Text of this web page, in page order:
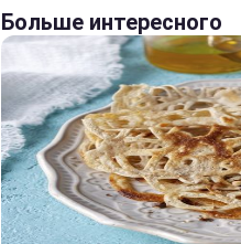
Больше интересного